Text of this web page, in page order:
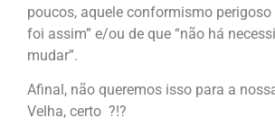
poucos, aquele conformismo perigoso
foi assim” e/ou de que “não há
mudar”.
Afinal, não queremos isso para a
Velha, certo ?!?